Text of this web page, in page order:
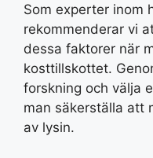
Som experter inom
rekommenderar vi
dessa faktorer när
kosttillskottet.
forskning och välja
man säkerställa att
av lysin.